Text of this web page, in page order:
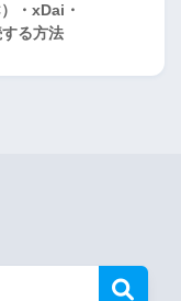
・xDai・
る方法